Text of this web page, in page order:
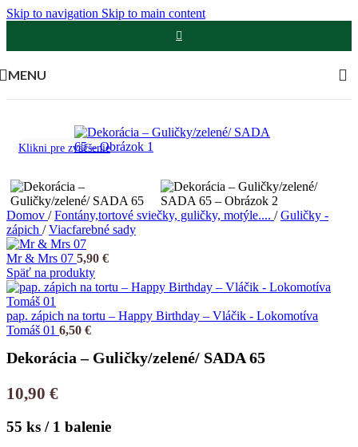
Skip to navigation Skip to main content
MENU
Klikni pre zväčšenie
Domov / Fontány,tortové sviečky, guličky, motýle.... / Guličky -
zápich / Viacfarebné sady
Mr & Mrs 07 5,90 €
Späť na produkty
pap. zápich na tortu – Happy Birthday – Vláčik - Lokomotíva
Tomáš 01 6,50 €
Dekorácia – Guličky/zelené/ SADA 65
10,90 €
55 ks / 1 balenie